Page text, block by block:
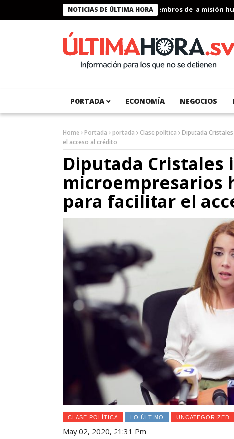
NOTICIAS DE ÚLTIMA HORA
Presidente Bukele condecora a miembros de la misión
PORTADA ECONOMÍA NEGOCIOS
Home Portada portada Clase política
Diputada
el acceso al crédito
Diputada Cristales
microempresarios
para facilitar el
CLASE POLÍTICA LO ÚLTIMO UNCATEGORIZED
May 02, 2020, 21:31 Pm